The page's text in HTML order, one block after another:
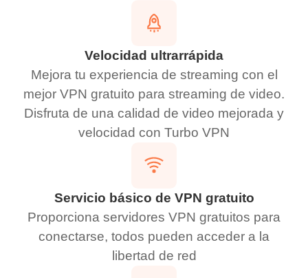
Velocidad ultrarrápida
Mejora tu experiencia de streaming con el
mejor VPN gratuito para streaming de video.
Disfruta de una calidad de video mejorada y
velocidad con Turbo VPN
Servicio básico de VPN gratuito
Proporciona servidores VPN gratuitos para
conectarse, todos pueden acceder a la
libertad de red